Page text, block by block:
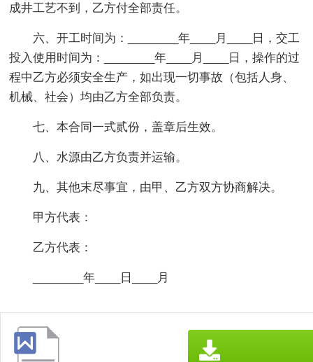
成井工艺不到，乙方付全部责任。
六、开工时间为：________年____月____日，交工
投入使用时间为：________年____月____日，操作的过
程中乙方必须安全生产，如出现一切事故（包括人身、
机械、社会）均由乙方全部负责。
七、本合同一式贰份，盖章后生效。
八、水源由乙方负责并运输。
九、其他末尽事宜，由甲、乙方双方协商解决。
甲方代表：
乙方代表：
________年____日____月